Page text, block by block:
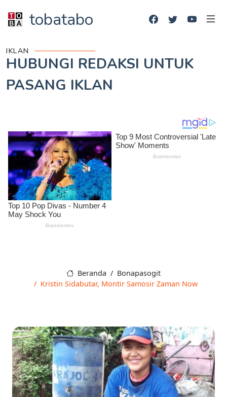
tobatabo
IKLAN
HUBUNGI REDAKSI UNTUK
PASANG IKLAN
Beranda
Bonapasogit
Kristin Sidabutar, Montir Samosir Zaman Now